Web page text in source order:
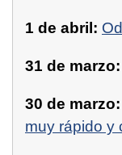
1 de abril:
31 de marzo:
30 de marzo:
muy rápido y